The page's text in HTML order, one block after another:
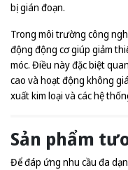
bị gián đoạn.
Trong môi trường công
động động cơ giúp giảm
móc. Điều này đặc biệt
cao và hoạt động không
xuất kim loại và các hệ
Sản phẩm
Để đáp ứng nhu cầu đa